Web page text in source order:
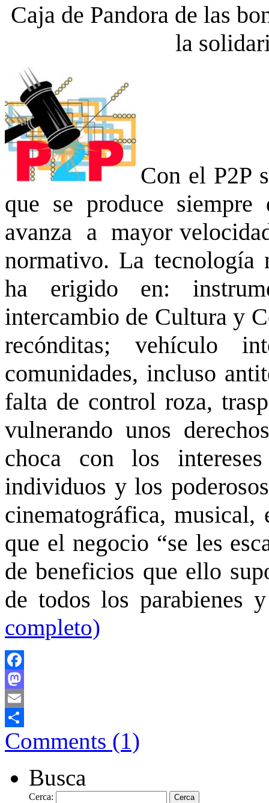
Caja de Pandora de las
la
Con el P2P
que se produce
avanza a mayor
normativo. La tecnología
ha erigido en:
intercambio de Cultura y
recónditas; vehículo
comunidades, incluso
falta de control roza,
vulnerando unos
choca con los
individuos y los
cinematográfica,
que el negocio “se les
de beneficios que ello
de todos los parabienes
completo)
Facebook
Mastodon
Email
Comparteix
Comments (1)
Busca
Cerca: